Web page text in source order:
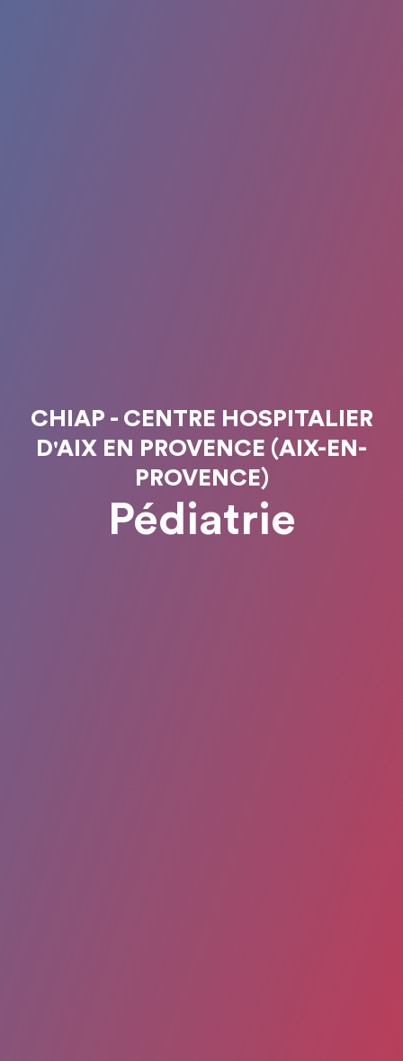
CHIAP - CENTRE HOSPITALIER
D'AIX EN PROVENCE (AIX-EN-
PROVENCE)
Pédiatrie